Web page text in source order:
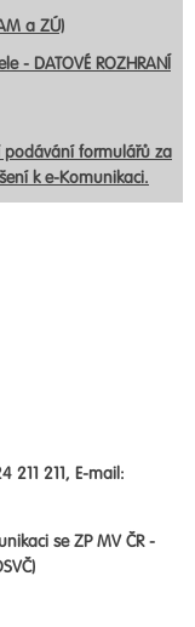
a ZÚ)
- DATOVÉ ROZHRANÍ
podávání formulářů za
k e-Komunikaci.
211 211, E-mail:
se ZP MV ČR -